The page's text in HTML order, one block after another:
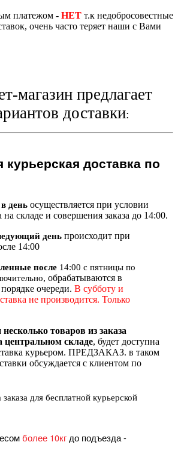
платежом - НЕТ т.к недобросовестные
очень часто теряет наши с Вами
магазин предлагает
доставки:
курьерская доставка по
день осуществляется при условии
на складе и совершения заказа до 14:00.
день происходит при
14:00
после 14:00 с пятницы по
, обрабатываются в
очереди. В субботу и
не производится. Только
товаров из заказа
центральном складе, будет доступна
курьером. ПРЕДЗАКАЗ. в таком
обсуждается с клиентом по
заказа для бесплатной курьерской
более 10кгдо подъезда-